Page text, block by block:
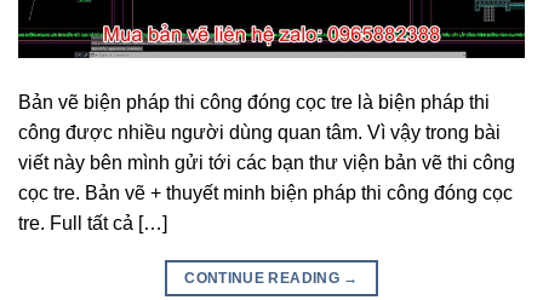
Bản vẽ biện pháp thi công đóng cọc tre là biện pháp thi
công được nhiều người dùng quan tâm. Vì vậy trong bài
viết này bên mình gửi tới các bạn thư viện bản vẽ thi công
cọc tre. Bản vẽ + thuyết minh biện pháp thi công đóng cọc
tre. Full tất cả […]
CONTINUE READING →